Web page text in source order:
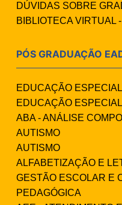
DÚVIDAS SOBRE
BIBLIOTECA VIRTUAL
PÓS GRADUAÇÃO
EDUCAÇÃO ESPECIAL
EDUCAÇÃO
ABA - ANÁLISE
AUTISMO
AUTISMO
ALFABETIZAÇÃO E
GESTÃO ESCOLAR E
PEDAGÓGICA